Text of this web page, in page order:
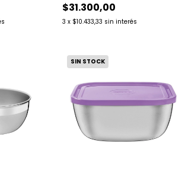
$31.300,00
3 x $10.433,33 sin interés
SIN STOCK